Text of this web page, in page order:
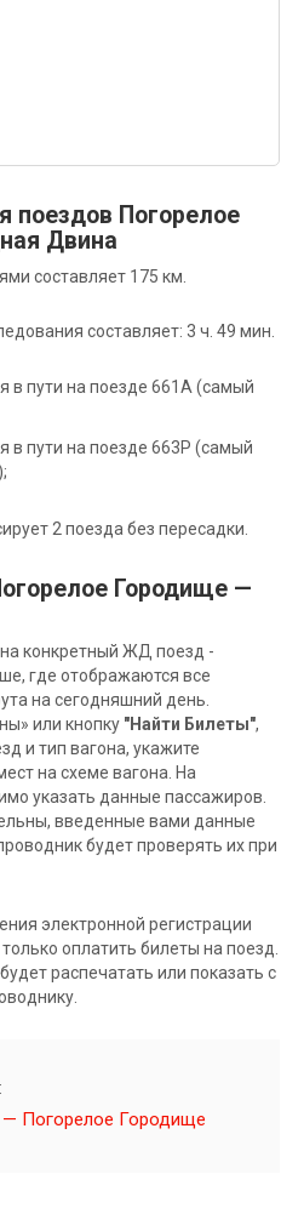
поездов Погорелое
Двина
составляет 175 км.
составляет: 3 ч. 49 мин.
в пути на поезде 661А (самый
в пути на поезде 663Р (самый
2 поезда без пересадки.
Городище —
конкретный ЖД поезд -
где отображаются все
на сегодняшний день.
или кнопку "Найти Билеты",
и тип вагона, укажите
на схеме вагона. На
указать данные пассажиров.
введенные вами данные
будет проверять их при
электронной регистрации
оплатить билеты на поезд.
распечатать или показать с
Погорелое Городище